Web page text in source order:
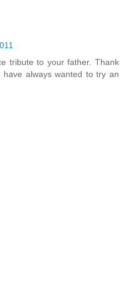
tribute to your father. Thank
always wanted to try an